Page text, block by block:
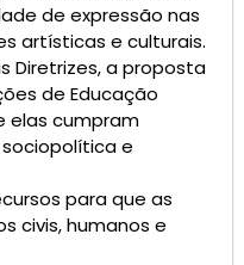
de expressão nas
artísticas e culturais.
Diretrizes, a proposta
de Educação
elas cumpram
e
para que as
civis, humanos e